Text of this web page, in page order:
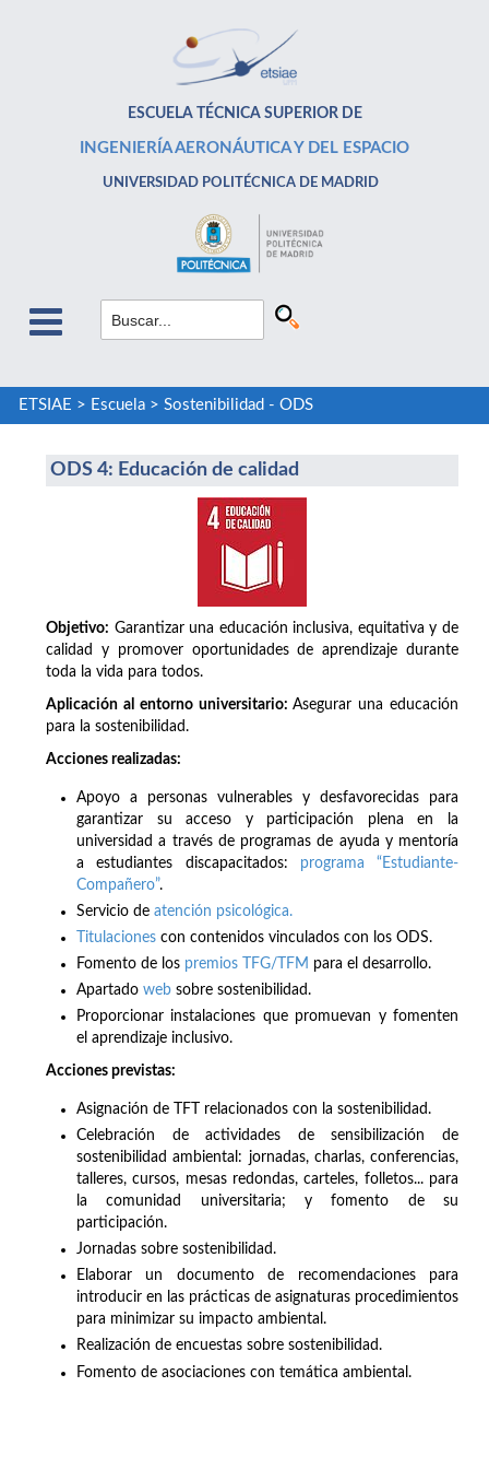
ESCUELA TÉCNICA SUPERIOR DE
INGENIERÍA AERONÁUTICA Y DEL ESPACIO
UNIVERSIDAD POLITÉCNICA DE MADRID
ETSIAE > Escuela> Sostenibilidad - ODS
ODS 4: Educación de calidad
Objetivo: Garantizar una educación inclusiva, equitativa y de
calidad y promover oportunidades de aprendizaje durante
toda la vida para todos.
Aplicación al entorno universitario:Asegurar una educación
para la sostenibilidad.
Acciones realizadas:
Apoyo a personas vulnerables y desfavorecidas para
garantizar su acceso y participación plena en la
universidad a través de programas de ayuda y mentoría
a estudiantes discapacitados: programa “Estudiante-
Compañero”.
Servicio de atención psicológica.
Titulaciones con contenidos vinculados con los ODS.
Fomento de los premios TFG/TFM para el desarrollo.
Apartado web sobre sostenibilidad.
Proporcionar instalaciones que promuevan y fomenten
el aprendizaje inclusivo.
Acciones previstas:
Asignación de TFT relacionados con la sostenibilidad.
Celebración de actividades de sensibilización de
sostenibilidad ambiental: jornadas, charlas, conferencias,
talleres, cursos, mesas redondas, carteles, folletos... para
la comunidad universitaria; y fomento de su
participación.
Jornadas sobre sostenibilidad.
Elaborar un documento de recomendaciones para
introducir en las prácticas de asignaturas procedimientos
para minimizar su impacto ambiental.
Realización de encuestas sobre sostenibilidad.
Fomento de asociaciones con temática ambiental.